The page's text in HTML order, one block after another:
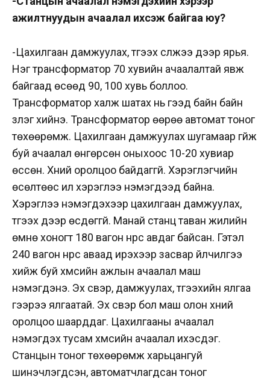
ажилтнуудын ачаалал ихсэж байгаа юу?
-Цахилгаан дамжуулах, түгээх сүлжээ дээр ярья.
Нэг трансформатор 70 хувийн ачаалалтай явж
байгаад өсөөд 90, 100 хувь боллоо.
Трансформатор халж шатах нь гээд байн байн
үзлэг хийнэ. Трансформатор өөрөө автомат тоног
төхөөрөмж. Цахилгаан дамжуулах шугамаар гүйж
буй ачаалал өнгөрсөн оныхоос 10-20 хувиар
өссөн. Хүний оролцоо байдаггүй. Хэрэглэгчийн
өсөлтөөс илүү хэрэглээ нэмэгдээд байна.
Хэрэглээ нэмэгдэхээр цахилгаан дамжуулах,
түгээх дээр өсдөггүй. Манай станц таван жилийн
өмнө хоногт 180 вагон нүүрс авдаг байсан. Гэтэл
240 вагон нүүрс аваад ирэхээр засвар үйлчилгээ
хийж буй хүмүүсийн ажлын ачаалал маш
нэмэгдэнэ. Эх үүсвэр, дамжуулах, түгээхийн ялгаа
үүгээрээ ялгаатай. Эх үүсвэр бол маш олон хүний
оролцоо шаарддаг. Цахилгааны ачаалал
нэмэгдэх тусам хүмүүсийн ачаалал ихэсдэг.
Станцын тоног төхөөрөмж харьцангуй
шинэчлэгдсэн, автоматчлагдсан тоног